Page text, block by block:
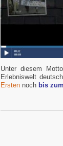
Unter diesem
Erlebniswelt
Ersten noch bis